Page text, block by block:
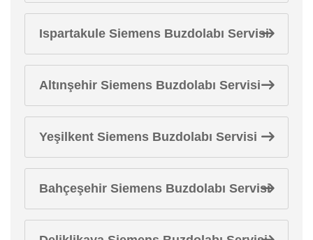
Ispartakule Siemens Buzdolabı Servisi
Altınşehir Siemens Buzdolabı Servisi
Yeşilkent Siemens Buzdolabı Servisi
Bahçeşehir Siemens Buzdolabı Servisi